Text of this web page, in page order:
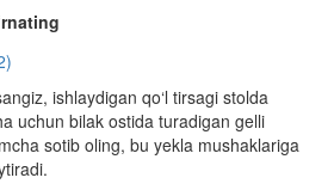
ishlaydigan qo‘l tirsagi stolda
uchun bilak ostida turadigan gelli
sotib oling, bu yekla mushaklariga